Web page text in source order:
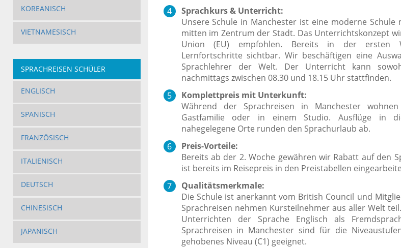
KOREANISCH
VIETNAMESISCH
SPRACHREISEN SCHÜLER
ENGLISCH
SPANISCH
FRANZÖSISCH
ITALIENISCH
DEUTSCH
CHINESISCH
JAPANISCH
Sprachkurs & Unterricht:
Unsere Schule in Manchester ist eine moderne
mitten im Zentrum der Stadt. Das Unterrichtskonzept
Union (EU) empfohlen. Bereits in der ersten
Lernfortschritte sichtbar. Wir beschäftigen eine
Sprachlehrer der Welt. Der Unterricht kann
nachmittags zwischen 08.30 und 18.15 Uhr stattfinden.
Komplettpreis mit Unterkunft:
Während der Sprachreisen in Manchester
Gastfamilie oder in einem Studio. Ausflüge in
nahegelegene Orte runden den Sprachurlaub ab.
Preis-Vorteile:
Bereits ab der 2. Woche gewähren wir Rabatt auf den
ist bereits im Reisepreis in den Preistabellen
Qualitätsmerkmale:
Die Schule ist anerkannt vom British Council und
Sprachreisen nehmen Kursteilnehmer aus aller Welt
Unterrichten der Sprache Englisch als
Sprachreisen in Manchester sind für die
gehobenes Niveau (C1) geeignet.